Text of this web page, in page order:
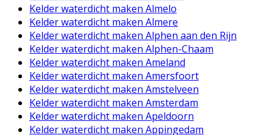
Kelder waterdicht maken Almelo
Kelder waterdicht maken Almere
Kelder waterdicht maken Alphen aan den Rijn
Kelder waterdicht maken Alphen-Chaam
Kelder waterdicht maken Ameland
Kelder waterdicht maken Amersfoort
Kelder waterdicht maken Amstelveen
Kelder waterdicht maken Amsterdam
Kelder waterdicht maken Apeldoorn
Kelder waterdicht maken Appingedam